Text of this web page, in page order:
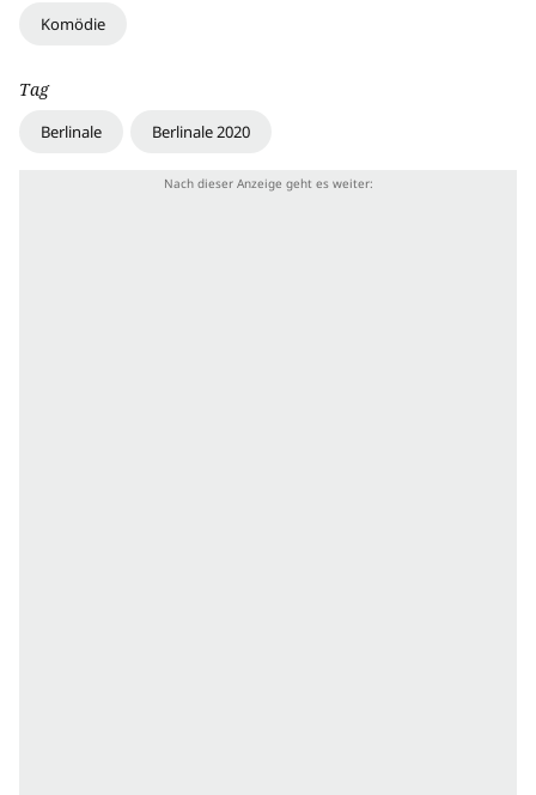
Komödie
Tag
Berlinale Berlinale 2020